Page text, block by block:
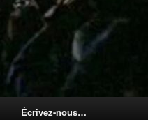
Écrivez-nous…